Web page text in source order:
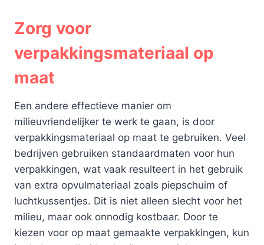
Zorg voor
verpakkingsmateriaal op
maat
Een andere effectieve manier om
milieuvriendelijker te werk te gaan, is door
verpakkingsmateriaal op maat te gebruiken. Veel
bedrijven gebruiken standaardmaten voor hun
verpakkingen, wat vaak resulteert in het gebruik
van extra opvulmateriaal zoals piepschuim of
luchtkussentjes. Dit is niet alleen slecht voor het
milieu, maar ook onnodig kostbaar. Door te
kiezen voor op maat gemaakte verpakkingen, kun